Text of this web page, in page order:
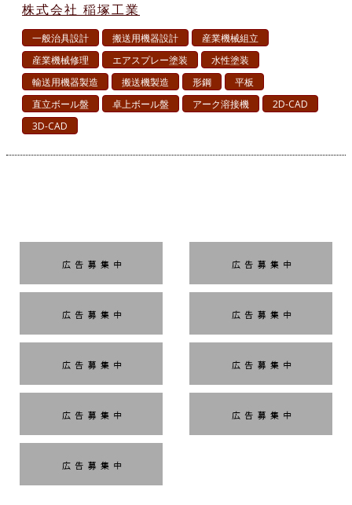
株式会社 稲塚工業
一般治具設計 搬送用機器設計
産業機械組立
産業機械修理
エアスプレー塗装
水性塗装
輸送用機器製造
搬送機製造 形鋼
平板
直立ボール盤
卓上ボール盤 アーク溶接機
2D-CAD
3D-CAD